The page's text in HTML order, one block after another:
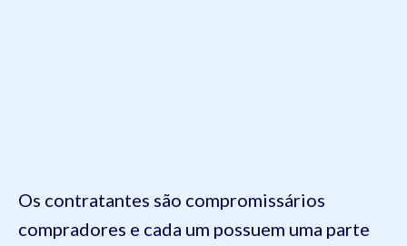
Os contratantes são compromissários
compradores e cada um possuem uma parte